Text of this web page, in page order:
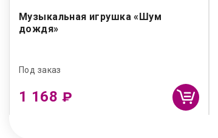
Музыкальная игрушка «Шум
дождя»
Под заказ
1 168 ₽